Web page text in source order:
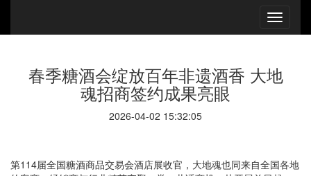
春季糖酒会绽放百年非遗酒香 大地
魂招商签约成果亮眼
2026-04-02 15:32:05
第114届全国糖酒商品交易会酒店展收官，大地魂也同来自全国各地